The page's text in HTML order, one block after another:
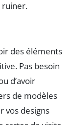
ruiner.
des éléments
Pas besoin
d’avoir
de modèles
vos designs